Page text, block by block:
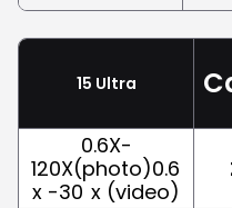
15 Ultra
0.6X-
120X(photo)0.6
x -30 x (video)